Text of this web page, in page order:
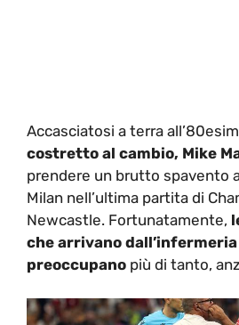
Accasciatosi a terra
costretto al cambio, Mike
prendere un brutto spavento
Milan nell’ultima partita di
Newcastle. Fortunatamente,
che arrivano
preoccupano più di tanto,